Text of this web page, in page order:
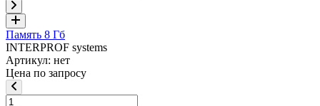
Память 8 Гб
INTERPROF systems
Артикул: нет
Цена по запросу